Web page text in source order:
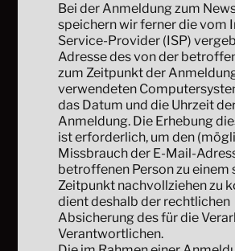
Bei der Anmeldung zum
speichern wir ferner die vom
Service-Provider (ISP)
Adresse des von der
zum Zeitpunkt der
verwendeten
das Datum und die Uhrzeit
Anmeldung. Die Erhebung
ist erforderlich, um den
Missbrauch der E-Mail-
betroffenen Person zu einem
Zeitpunkt nachvollziehen zu
dient deshalb der rechtlichen
Absicherung des für die
Verantwortlichen.